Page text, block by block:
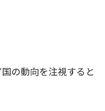
国の動向を注視すると